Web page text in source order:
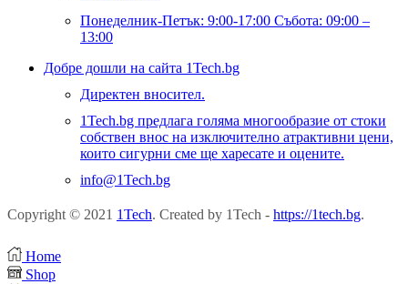
Понеделник-Петък: 9:00-17:00 Събота: 09:00 –
13:00
Добре дошли на сайта 1Tech.bg
Директен вносител.
1Tech.bg предлага голяма многообразие от стоки
собствен внос на изключително атрактивни цени,
които сигурни сме ще харесате и оцените.
info@1Tech.bg
Copyright © 2021 1Tech. Created by 1Tech - https://1tech.bg.
Home
Shop